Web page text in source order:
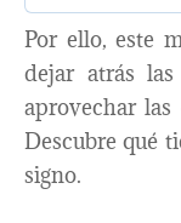
Por ello, este
dejar atrás
aprovechar
Descubre qué
signo.